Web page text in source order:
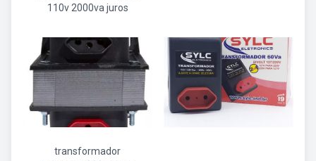
110v 2000va juros
transformador